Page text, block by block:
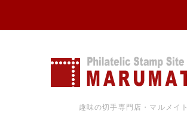
趣味の切手専門店・マルメイト